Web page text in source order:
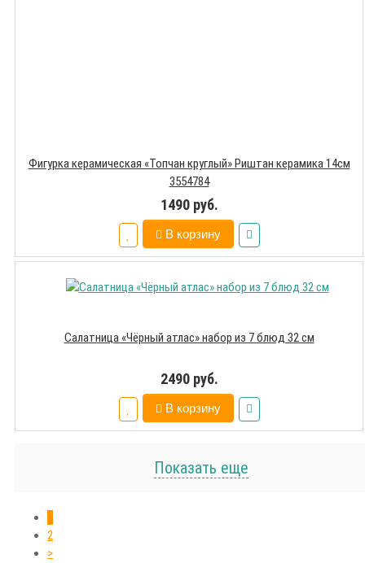
Фигурка керамическая «Топчан круглый» Риштан керамика 14см
3554784
1490 руб.
В корзину
Салатница «Чёрный атлас» набор из 7 блюд 32 см
2490 руб.
В корзину
Показать еще
2
>